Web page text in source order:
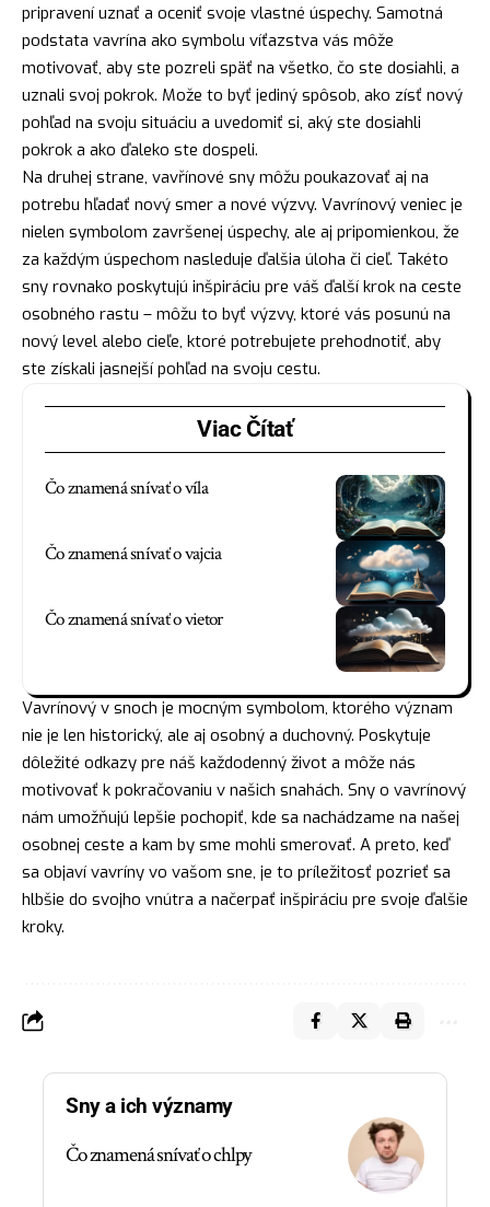
pripravení uznať a oceniť svoje vlastné úspechy. Samotná
podstata vavrína ako symbolu víťazstva vás môže
motivovať, aby ste pozreli späť na všetko, čo ste dosiahli, a
uznali svoj pokrok. Može to byť jediný spôsob, ako zísť nový
pohľad na svoju situáciu a uvedomiť si, aký ste dosiahli
pokrok a ako ďaleko ste dospeli.
Na druhej strane, vavřínové sny môžu poukazovať aj na
potrebu hľadať nový smer a nové výzvy. Vavrínový veniec je
nielen symbolom završenej úspechy, ale aj pripomienkou, že
za každým úspechom nasleduje ďalšia úloha či cieľ. Takéto
sny rovnako poskytujú inšpiráciu pre váš ďalší krok na ceste
osobného rastu – môžu to byť výzvy, ktoré vás posunú na
nový level alebo cieľe, ktoré potrebujete prehodnotiť, aby
ste získali jasnejší pohľad na svoju cestu.
Viac Čítať
Čo znamená snívať o víla
Čo znamená snívať o vajcia
Čo znamená snívať o vietor
Vavrínový v snoch je mocným symbolom, ktorého význam
nie je len historický, ale aj osobný a duchovný. Poskytuje
dôležité odkazy pre náš každodenný život a môže nás
motivovať k pokračovaniu v našich snahách. Sny o vavrínový
nám umožňujú lepšie pochopiť, kde sa nachádzame na našej
osobnej ceste a kam by sme mohli smerovať. A preto, keď
sa objaví vavríny vo vašom sne, je to príležitosť pozrieť sa
hlbšie do svojho vnútra a načerpať inšpiráciu pre svoje ďalšie
kroky.
Sny a ich významy
Čo znamená snívať o chlpy